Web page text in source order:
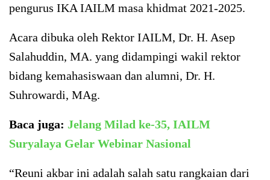
pengurus IKA IAILM masa khidmat 2021-2025.
Acara dibuka oleh Rektor IAILM, Dr. H. Asep
Salahuddin, MA. yang didampingi wakil rektor
bidang kemahasiswaan dan alumni, Dr. H.
Suhrowardi, MAg.
Baca juga: Jelang Milad ke-35, IAILM
Suryalaya Gelar Webinar Nasional
“Reuni akbar ini adalah salah satu rangkaian dari